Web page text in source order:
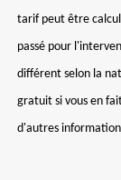
tarif peut être
passé pour
différent selon la
gratuit si vous en
d'autres